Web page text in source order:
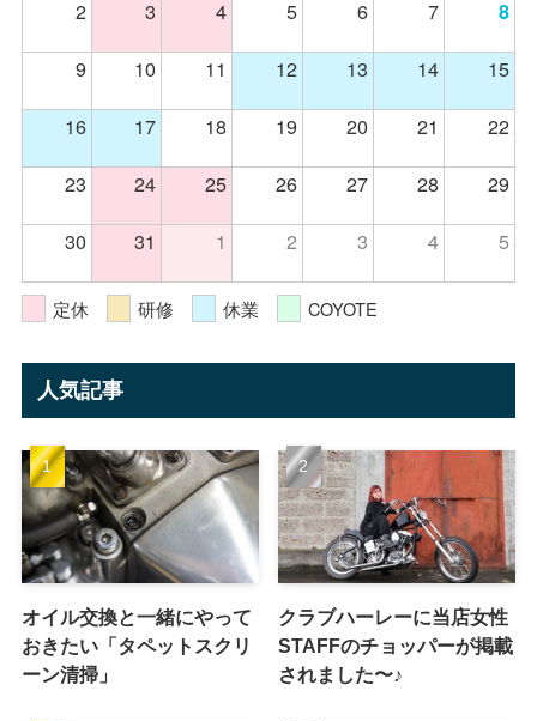
2
3 4 5 6 7 8
9 10 11 12 13 14
15
16
17 18 19 20 21
22
23
24 25 26 27 28
29
30
31 1 2 3 4 5
定休 研修 休業 COYOTE
人気記事
オイル交換と一緒にやって
おきたい「タペットスクリ
ーン清掃」
クラブハーレーに当店女性
STAFFのチョッパーが掲載
されました〜♪